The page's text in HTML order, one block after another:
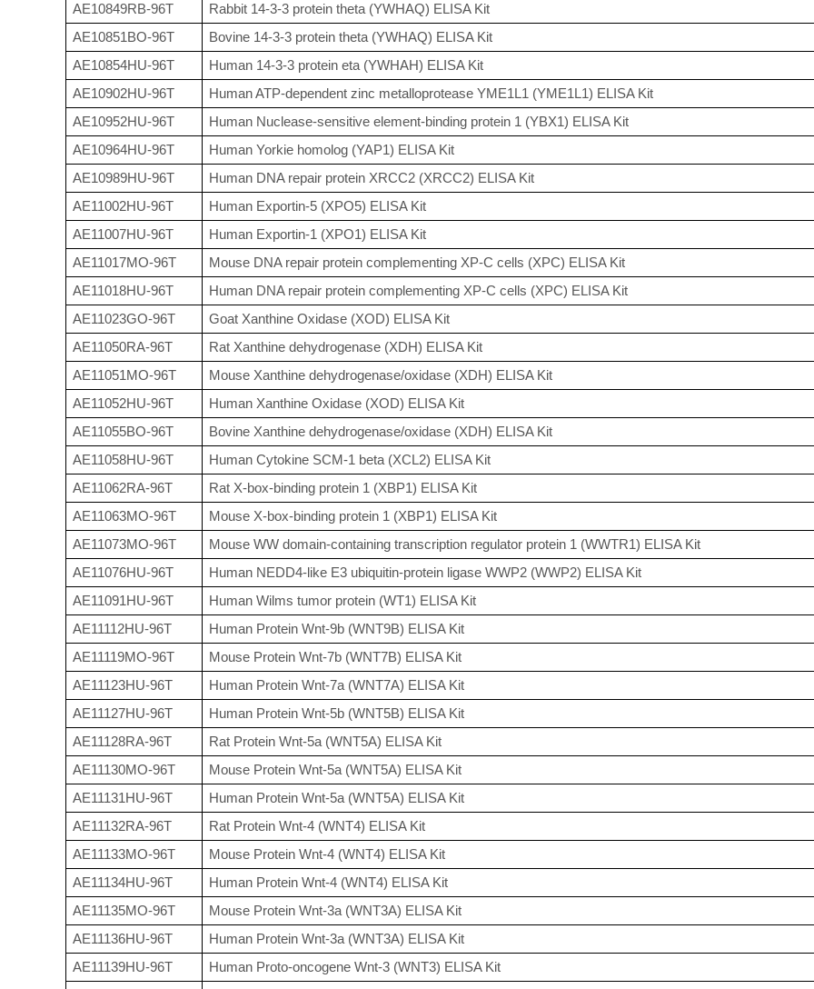
AE10849RB-96T
Rabbit 14-3-3 protein theta (YWHAQ) ELISA Kit
AE10851BO-96T
Bovine 14-3-3 protein theta (YWHAQ) ELISA Kit
AE10854HU-96T
Human 14-3-3 protein eta (YWHAH) ELISA Kit
AE10902HU-96T
Human ATP-dependent zinc metalloprotease YME1L1 (YME1L1) ELISA Kit
AE10952HU-96T
Human Nuclease-sensitive element-binding protein 1 (YBX1) ELISA Kit
AE10964HU-96T
Human Yorkie homolog (YAP1) ELISA Kit
AE10989HU-96T
Human DNA repair protein XRCC2 (XRCC2) ELISA Kit
AE11002HU-96T
Human Exportin-5 (XPO5) ELISA Kit
AE11007HU-96T
Human Exportin-1 (XPO1) ELISA Kit
AE11017MO-96T
Mouse DNA repair protein complementing XP-C cells (XPC) ELISA Kit
AE11018HU-96T
Human DNA repair protein complementing XP-C cells (XPC) ELISA Kit
AE11023GO-96T
Goat Xanthine Oxidase (XOD) ELISA Kit
AE11050RA-96T
Rat Xanthine dehydrogenase (XDH) ELISA Kit
AE11051MO-96T
Mouse Xanthine dehydrogenase/oxidase (XDH) ELISA Kit
AE11052HU-96T
Human Xanthine Oxidase (XOD) ELISA Kit
AE11055BO-96T
Bovine Xanthine dehydrogenase/oxidase (XDH) ELISA Kit
AE11058HU-96T
Human Cytokine SCM-1 beta (XCL2) ELISA Kit
AE11062RA-96T
Rat X-box-binding protein 1 (XBP1) ELISA Kit
AE11063MO-96T
Mouse X-box-binding protein 1 (XBP1) ELISA Kit
AE11073MO-96T
Mouse WW domain-containing transcription regulator protein 1 (WWTR1) ELISA Kit
AE11076HU-96T
Human NEDD4-like E3 ubiquitin-protein ligase WWP2 (WWP2) ELISA Kit
AE11091HU-96T
Human Wilms tumor protein (WT1) ELISA Kit
AE11112HU-96T
Human Protein Wnt-9b (WNT9B) ELISA Kit
AE11119MO-96T
Mouse Protein Wnt-7b (WNT7B) ELISA Kit
AE11123HU-96T
Human Protein Wnt-7a (WNT7A) ELISA Kit
AE11127HU-96T
Human Protein Wnt-5b (WNT5B) ELISA Kit
AE11128RA-96T
Rat Protein Wnt-5a (WNT5A) ELISA Kit
AE11130MO-96T
Mouse Protein Wnt-5a (WNT5A) ELISA Kit
AE11131HU-96T
Human Protein Wnt-5a (WNT5A) ELISA Kit
AE11132RA-96T
Rat Protein Wnt-4 (WNT4) ELISA Kit
AE11133MO-96T
Mouse Protein Wnt-4 (WNT4) ELISA Kit
AE11134HU-96T
Human Protein Wnt-4 (WNT4) ELISA Kit
AE11135MO-96T
Mouse Protein Wnt-3a (WNT3A) ELISA Kit
AE11136HU-96T
Human Protein Wnt-3a (WNT3A) ELISA Kit
AE11139HU-96T
Human Proto-oncogene Wnt-3 (WNT3) ELISA Kit